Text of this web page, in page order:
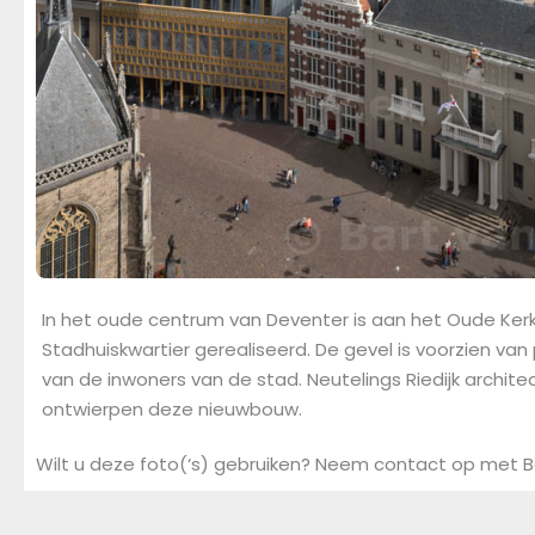
In het oude centrum van Deventer is aan het Oude
Stadhuiskwartier gerealiseerd. De gevel is voorzien
van de inwoners van de stad. Neutelings Riedijk
ontwierpen deze nieuwbouw.
Wilt u deze foto(‘s) gebruiken? Neem contact op met